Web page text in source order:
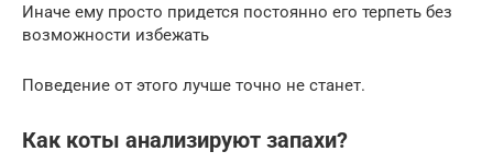
Иначе ему просто придется постоянно его терпеть без
возможности избежать
Поведение от этого лучше точно не станет.
Как коты анализируют запахи?